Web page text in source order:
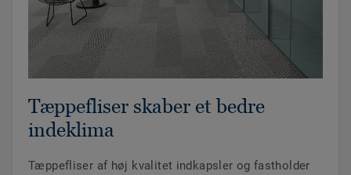
Tæppefliser skaber et bedre
indeklima
Tæppefliser af høj kvalitet indkapsler og fastholder